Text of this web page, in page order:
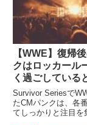
【WWE】復帰
クはロッカール
く過ごしている
る。陽気にリラ
交流も活発
Survivor Seriesで
たCMパンクは、各
てしっかりと注目を